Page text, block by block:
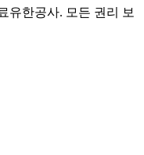
유한공사. 모든 권리 보